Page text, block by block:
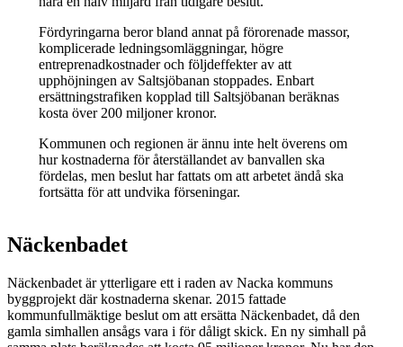
Fördyringarna beror bland annat på förorenade massor,
komplicerade ledningsomläggningar, högre
entreprenadkostnader och följdeffekter av att
upphöjningen av Saltsjöbanan stoppades. Enbart
ersättningstrafiken kopplad till Saltsjöbanan beräknas
kosta över 200 miljoner kronor.
Kommunen och regionen är ännu inte helt överens om
hur kostnaderna för återställandet av banvallen ska
fördelas, men beslut har fattats om att arbetet ändå ska
fortsätta för att undvika förseningar.
Näckenbadet
Näckenbadet är ytterligare ett i raden av Nacka kommuns
byggprojekt där kostnaderna skenar. 2015 fattade
kommunfullmäktige beslut om att ersätta Näckenbadet, då den
gamla simhallen ansågs vara i för dåligt skick. En ny simhall på